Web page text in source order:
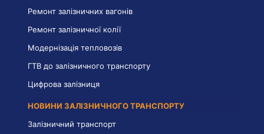
Ремонт залізничних вагонів
Ремонт залізничної колії
Модернізація тепловозів
ГТВ до залізничного транспорту
Цифрова залізниця
НОВИНИ ЗАЛІЗНИЧНОГО ТРАНСПОРТУ
Залізничний транспорт